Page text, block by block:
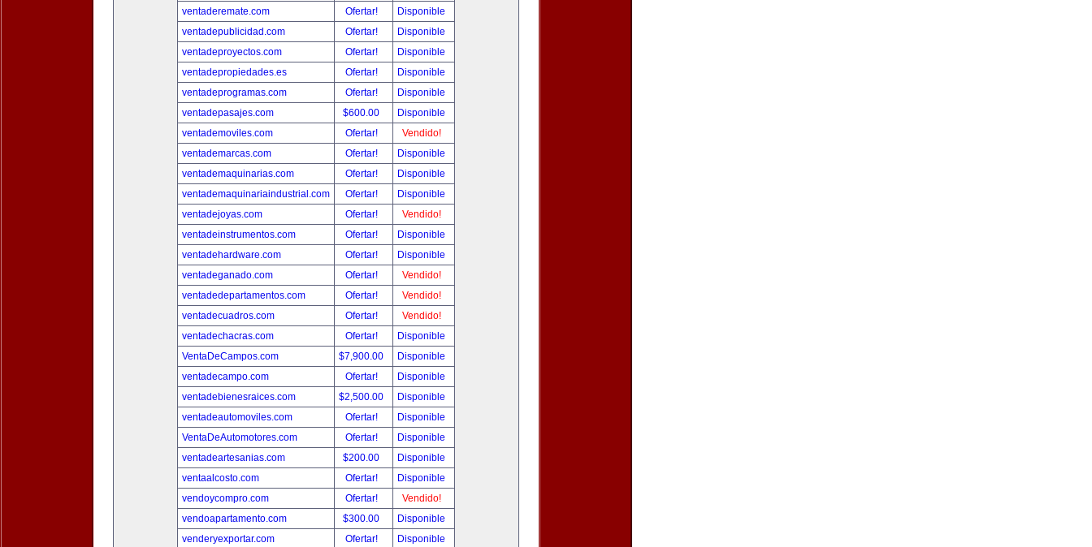
ventaderemate.com
Ofertar!
Disponible
ventadepublicidad.com
Ofertar!
Disponible
ventadeproyectos.com
Ofertar!
Disponible
ventadepropiedades.es
Ofertar!
Disponible
ventadeprogramas.com
Ofertar!
Disponible
ventadepasajes.com
$600.00
Disponible
ventademoviles.com
Ofertar!
Vendido!
ventademarcas.com
Ofertar!
Disponible
ventademaquinarias.com
Ofertar!
Disponible
ventademaquinariaindustrial.com
Ofertar!
Disponible
ventadejoyas.com
Ofertar!
Vendido!
ventadeinstrumentos.com
Ofertar!
Disponible
ventadehardware.com
Ofertar!
Disponible
ventadeganado.com
Ofertar!
Vendido!
ventadedepartamentos.com
Ofertar!
Vendido!
ventadecuadros.com
Ofertar!
Vendido!
ventadechacras.com
Ofertar!
Disponible
VentaDeCampos.com
$7,900.00
Disponible
ventadecampo.com
Ofertar!
Disponible
ventadebienesraices.com
$2,500.00
Disponible
ventadeautomoviles.com
Ofertar!
Disponible
VentaDeAutomotores.com
Ofertar!
Disponible
ventadeartesanias.com
$200.00
Disponible
ventaalcosto.com
Ofertar!
Disponible
vendoycompro.com
Ofertar!
Vendido!
vendoapartamento.com
$300.00
Disponible
venderyexportar.com
Ofertar!
Disponible